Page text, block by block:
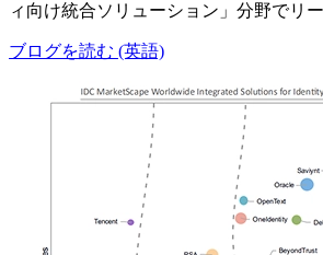
ィ向け統合ソリューション」分野でリ
ブログを読む (英語)